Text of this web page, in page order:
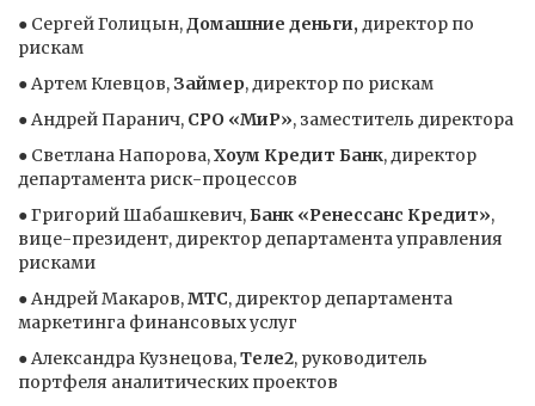
● Сергей Голицын,Домашние деньги, директор по
рискам
● Артем Клевцов, Займер, директор по рискам
● Андрей Паранич, СРО «МиР», заместитель директора
● Светлана Напорова,Хоум Кредит Банк, директор
департамента риск-процессов
● Григорий Шабашкевич,Банк «Ренессанс Кредит»,
вице-президент, директор департамента управления
рисками
● Андрей Макаров,МТС, директор департамента
маркетинга финансовых услуг
● Александра Кузнецова,Теле2, руководитель
портфеля аналитических проектов